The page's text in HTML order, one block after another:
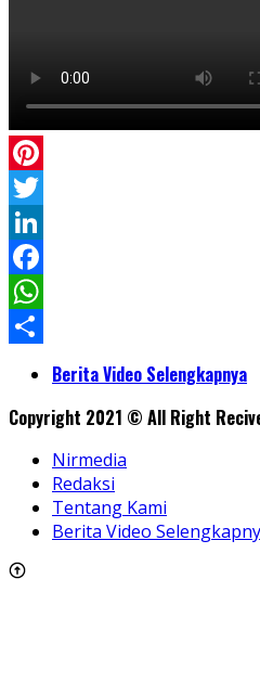
Pinterest
Twitter
LinkedIn
Facebook
WhatsApp
ShareBerita Video Selengkapnya
Copyright 2021 © All Right
Nirmedia
Redaksi
Tentang Kami
Berita Video